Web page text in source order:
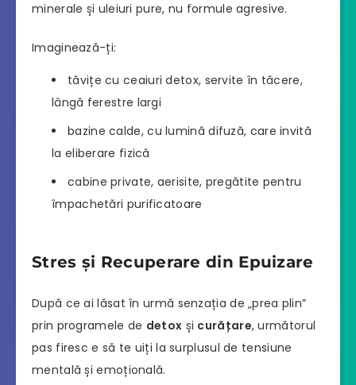
minerale și uleiuri pure, nu formule agresive.
Imaginează-ți:
tăvițe cu ceaiuri detox, servite în tăcere,
lângă ferestre largi
bazine calde, cu lumină difuză, care invită
la eliberare fizică
cabine private, aerisite, pregătite pentru
împachetări purificatoare
Stres și Recuperare din Epuizare
După ce ai lăsat în urmă senzația de „prea plin”
prin programele de detox și curățare, următorul
pas firesc e să te uiți la surplusul de tensiune
mentală și emoțională.